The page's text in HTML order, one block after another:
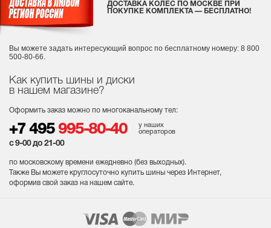
Как купить шины и диски
в нашем магазине?
Оформить заказ можно по многоканальному тел:
+7 495 995-80-40
у наших
операторов
с 9-00 до 21-00
по московскому времени ежедневно (без выходных).
Также Вы можете круглосуточно купить шины через Интернет,
оформив свой заказ на нашем сайте.
ДОСТАВКА КОЛЕС ПО МОСКВЕ ПРИ
ПОКУПКЕ КОМПЛЕКТА — БЕСПЛАТНО!
Вы можете задать интересующий вопрос по бесплатному номеру: 8 800
500-80-66.